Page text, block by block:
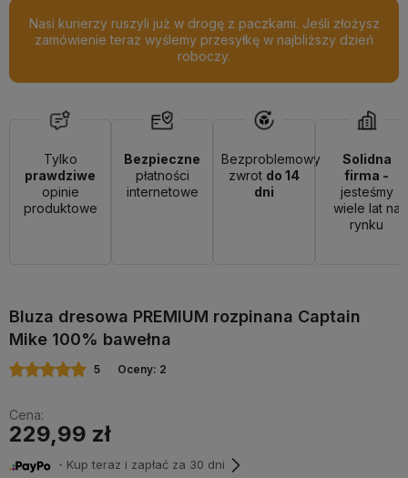
Nasi kurierzy ruszyli już w drogę z paczkami. Jeśli złożysz
zamówienie teraz wyślemy przesyłkę w najbliższy dzień
roboczy.
Tylko
prawdziwe
opinie
produktowe
Bezpieczne
płatności
internetowe
Bezproblemowy
zwrot do 14
dni
Solidna
firma -
jesteśmy
wiele lat na
rynku
Bluza dresowa PREMIUM rozpinana Captain
Mike 100% bawełna
5 Oceny: 2
Cena:
229,99 zł
・Kup teraz i zapłać za 30 dni